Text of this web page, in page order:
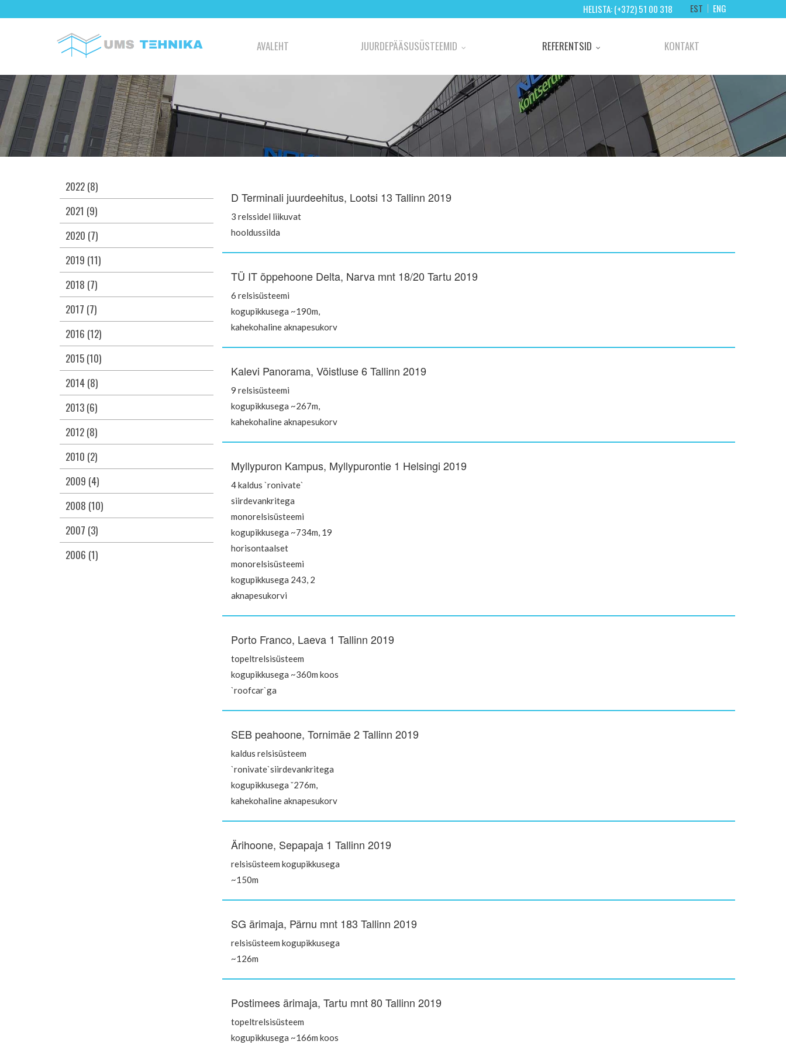
EST ENG
HELISTA: (+372) 51 00 318
AVALEHT JUURDEPÄÄSUSÜSTEEMID REFERENTSID KONTAKT
2022 (8)
2021 (9)
2020 (7)
2019 (11)
2018 (7)
2017 (7)
2016 (12)
2015 (10)
2014 (8)
2013 (6)
2012 (8)
2010 (2)
2009 (4)
2008 (10)
2007 (3)
2006 (1)
D Terminali juurdeehitus, Lootsi 13 Tallinn 2019
3 relssidel liikuvat
hooldussilda
TÜ IT õppehoone Delta, Narva mnt 18/20 Tartu 2019
6 relsisüsteemi
kogupikkusega ~190m,
kahekohaline aknapesukorv
Kalevi Panorama, Võistluse 6 Tallinn 2019
9 relsisüsteemi
kogupikkusega ~267m,
kahekohaline aknapesukorv
Myllypuron Kampus, Myllypurontie 1 Helsingi 2019
4 kaldus `ronivate`
siirdevankritega
monorelsisüsteemi
kogupikkusega ~734m, 19
horisontaalset
monorelsisüsteemi
kogupikkusega 243, 2
aknapesukorvi
Porto Franco, Laeva 1 Tallinn 2019
topeltrelsisüsteem
kogupikkusega ~360m koos
`roofcar`ga
SEB peahoone, Tornimäe 2 Tallinn 2019
kaldus relsisüsteem
`ronivate`siirdevankritega
kogupikkusega ˇ276m,
kahekohaline aknapesukorv
Ärihoone, Sepapaja 1 Tallinn 2019
relsisüsteem kogupikkusega
~150m
SG ärimaja, Pärnu mnt 183 Tallinn 2019
relsisüsteem kogupikkusega
~126m
Postimees ärimaja, Tartu mnt 80 Tallinn 2019
topeltrelsisüsteem
kogupikkusega ~166m koos